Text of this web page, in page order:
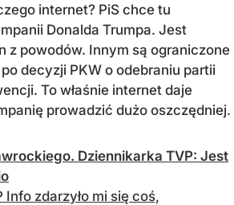
internet? PiS chce tu
Donalda Trumpa. Jest
z powodów. Innym są ograniczone
decyzji PKW o odebraniu partii
To właśnie internet daje
prowadzić dużo oszczędniej.
Dziennikarka TVP: Jest
Info zdarzyło mi się coś,